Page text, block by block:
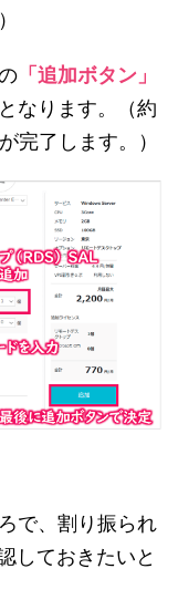
「追加ボタン」
なります。（約
完了します。）
で、割り振られ
しておきたいと